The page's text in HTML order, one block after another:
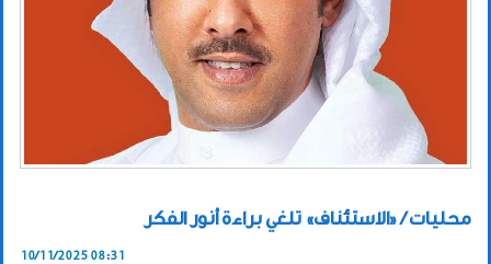
محليات / «الاستئناف» تلغي براءة أنور الفكر
10/11/2025 08:31